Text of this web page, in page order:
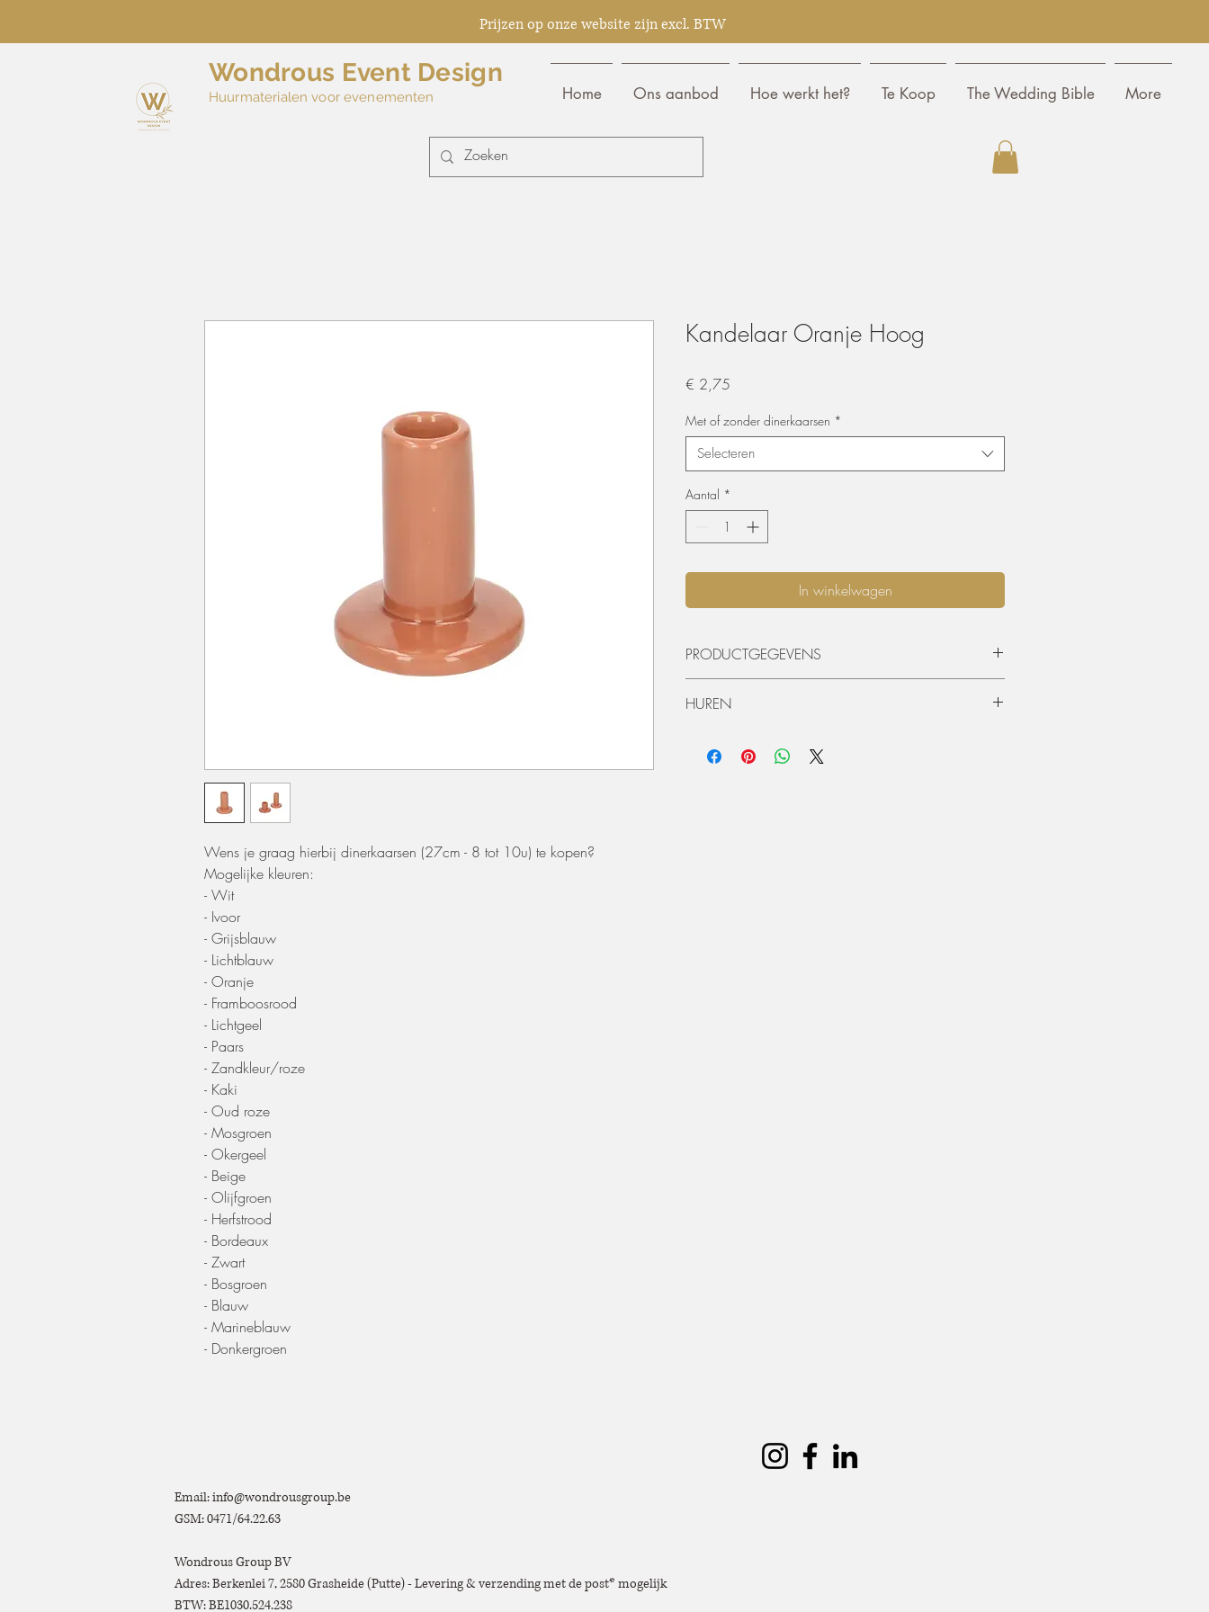
Prijzen op onze website zijn excl. BTW
Wondrous Event Design
Huurmaterialen voor evenementen Home Ons aanbod Hoe werkt het? Te Koop The Wedding Bible More
Wens je graag hierbij dinerkaarsen (27cm - 8 tot 10u) te kopen?
Mogelijke kleuren:
- Wit
- Ivoor
- Grijsblauw
- Lichtblauw
- Oranje
- Framboosrood
- Lichtgeel
- Paars
- Zandkleur/roze
- Kaki
- Oud roze
- Mosgroen
- Okergeel
- Beige
- Olijfgroen
- Herfstrood
- Bordeaux
- Zwart
- Bosgroen
- Blauw
- Marineblauw
- Donkergroen
Kandelaar Oranje Hoog
€ 2,75
Met of zonder dinerkaarsen *
Selecteren
Aantal *
In winkelwagen
PRODUCTGEGEVENS
HUREN
worden. De huurperiode is standaard 3 dagen (incl.
Email:info@wondrousgroup.be
GSM: 0471/64.22.63
Wondrous Group BV
Adres: Berkenlei 7, 2580 Grasheide (Putte) - Levering & verzending met de post* mogelijk
BTW: BE1030.524.238